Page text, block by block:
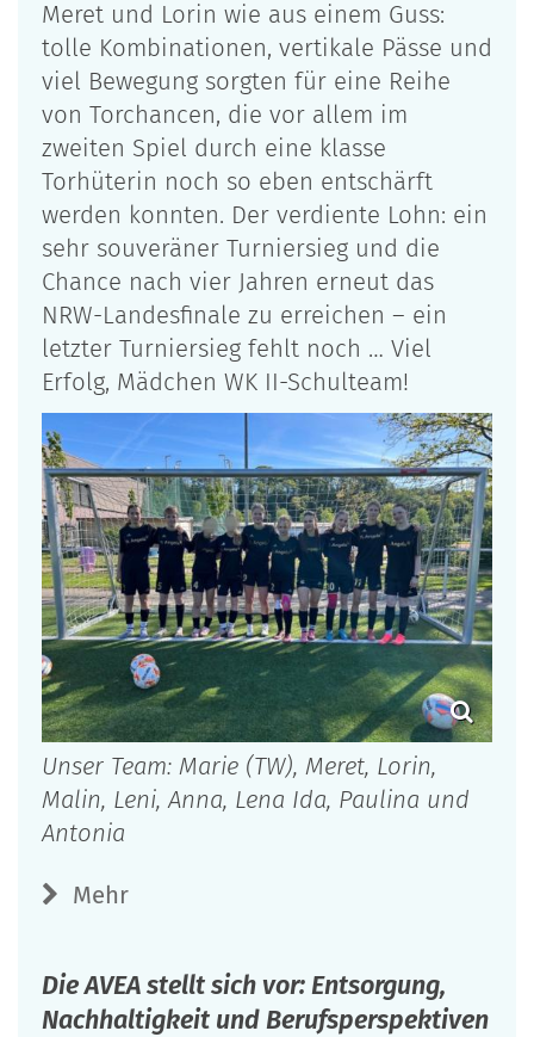
Meret und Lorin wie aus einem Guss:
tolle Kombinationen, vertikale Pässe und
viel Bewegung sorgten für eine Reihe
von Torchancen, die vor allem im
zweiten Spiel durch eine klasse
Torhüterin noch so eben entschärft
werden konnten. Der verdiente Lohn: ein
sehr souveräner Turniersieg und die
Chance nach vier Jahren erneut das
NRW-Landesfinale zu erreichen – ein
letzter Turniersieg fehlt noch … Viel
Erfolg, Mädchen WK II-Schulteam!
Unser Team: Marie (TW), Meret, Lorin,
Malin, Leni, Anna, Lena Ida, Paulina und
Antonia
Mehr
Die AVEA stellt sich vor: Entsorgung,
Nachhaltigkeit und Berufsperspektiven